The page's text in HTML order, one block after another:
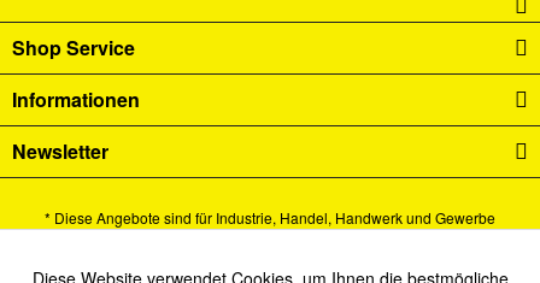
Shop Service
Informationen
Newsletter
* Diese Angebote sind für Industrie, Handel, Handwerk und Gewerbe
Alle Preise verstehen sich zzgl. Mehrwertsteuer undVersandkostenund ggf.
Aktiv
Diese Website verwendet Cookies, um Ihnen die bestmögliche